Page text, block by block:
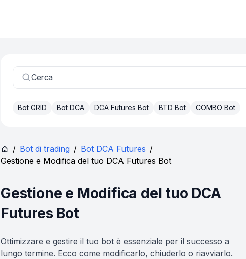
Cerca
Bot GRID Bot DCA DCA Futures Bot BTD Bot COMBO Bot
/ Bot di trading / Bot DCA Futures /
Gestione e Modifica del tuo DCA Futures Bot
Gestione e Modifica del tuo DCA
Futures Bot
Ottimizzare e gestire il tuo bot è essenziale per il successo a
lungo termine. Ecco come modificarlo, chiuderlo o riavviarlo.